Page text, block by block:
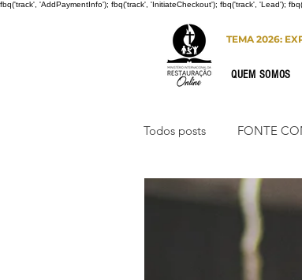
fbq('track', 'AddPaymentInfo'); fbq('track', 'InitiateCheckout'); fbq('track', 'Lead');
TEMA 2026:
QUEM SOMOS
Todos posts FONTE
CONGRESSO DE
PORTO SEGURO